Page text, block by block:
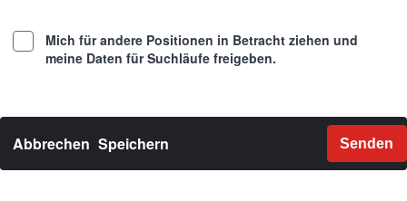
Mich für andere Positionen in Betracht ziehen und
meine Daten für Suchläufe freigeben.
Abbrechen Speichern Senden